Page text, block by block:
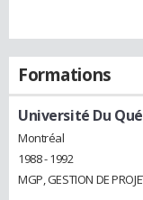
Formations
Université Du
Montréal
1988 - 1992
MGP, GESTION DE